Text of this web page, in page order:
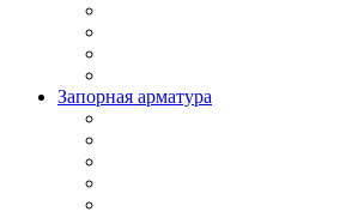
Запорная арматура